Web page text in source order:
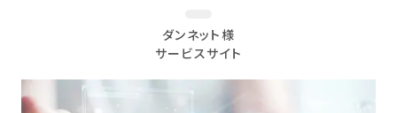
ダンネット様
サービスサイト